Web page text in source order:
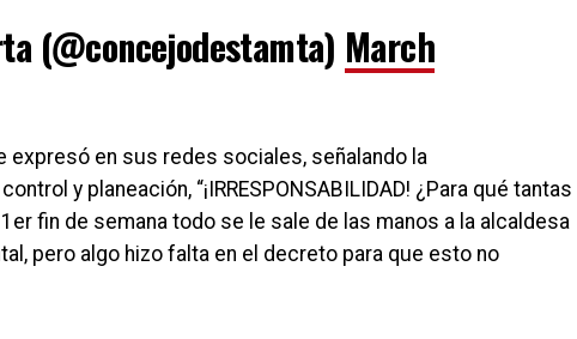
(@concejodestamta) March
expresó en sus redes sociales, señalando la
y planeación, “¡IRRESPONSABILIDAD! ¿Para qué tantas
fin de semana todo se le sale de las manos a la alcaldesa
pero algo hizo falta en el decreto para que esto no